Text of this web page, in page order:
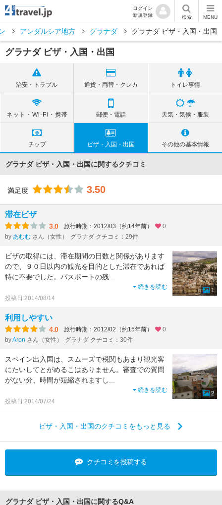
ログイン
新規登録
検索 MENU
アンダルシア地方 グラナダ グラナダ ビザ・入国・出国
グラナダ ビザ・入国・出国
治安・トラブル 通貨・両替・クレカ トイレ事情
ネット・Wi-Fi・携帯 郵便・電話 天気・気候・服装
チップ ビザ・入国・出国 その他の基本情報
グラナダ ビザ・入国・出国に関するクチコミ
満足度 3.50
滞在ビザ
3.0 旅行時期：2012/03（約14年前）
0
by あむむ さん（女性） グラナダ クチコミ：29件
ビザの取得には、滞在期間の日数と関係があります
ので、９０日以内の観光を目的とした滞在であれば
特に不要でした。パスポートの残
続きを読む
投稿日:2014/08/14
1
利用しやすい
4.0 旅行時期：2012/02（約15年前）
0
byAron さん（女性） グラナダ クチコミ：30件
スペイン出入国は、スムーズで税関もあまり観光客
にたいしてとがめるこはありません。審査での質問
がない分、時間が短縮されますし
続きを読む
投稿日:2014/07/24
2
ビザ・入国・出国のクチコミをもっと見る
クチコミを投稿する
グラナダ ビザ・入国・出国に関するQ&A